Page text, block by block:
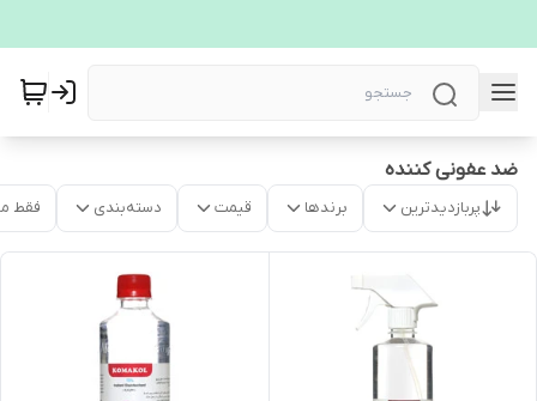
ضد عفونی کننده
پربازدیدترین برندها قیمت دسته‌بندی فقط